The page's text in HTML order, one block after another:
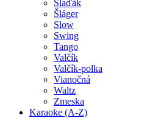
Slaďák
Šláger
Slow
Swing
Tango
Valčík
Valčík-polka
Vianočná
Waltz
Zmeska
Karaoke (A-Z)